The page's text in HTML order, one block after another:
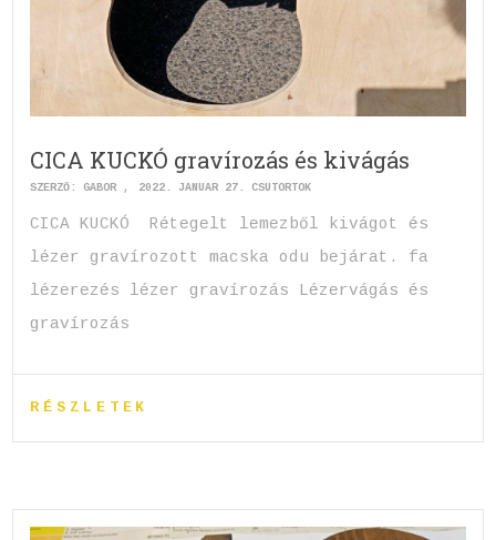
CICA KUCKÓ gravírozás és kivágás
SZERZŐ:GABOR 2022. JANUÁR 27. CSÜTÖRTÖK
CICA KUCKÓ Rétegelt lemezből kivágot és
lézer gravírozott macska odu bejárat. fa
lézerezés lézer gravírozás Lézervágás és
gravírozás
RÉSZLETEK